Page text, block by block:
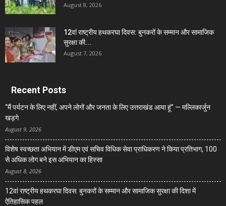
August 8, 2026
12वां राष्ट्रीय हथकरघा दिवस: बुनकरों के सम्मान और सामाजिक
सुरक्षा की...
August 7, 2026
Recent Posts
“मैं पर्यटन के लिए नहीं, अपने लोगों और जनता के लिए उत्तराखंड आया हूं” — मल्लिकार्जुन
खड़गे
August 9, 2026
विशेष स्वच्छता अभियान में डीएम एवं सचिव विधिक सेवा प्राधिकरण ने किया प्रतिभाग, 100
से अधिक लोग बने इस अभियान का हिस्सा
August 8, 2026
12वां राष्ट्रीय हथकरघा दिवस: बुनकरों के सम्मान और सामाजिक सुरक्षा की दिशा में
ऐतिहासिक पहल